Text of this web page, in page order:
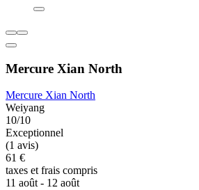
Mercure Xian North
Mercure Xian North
Weiyang
10/10
Exceptionnel
(1 avis)
61 €
taxes et frais compris
11 août - 12 août